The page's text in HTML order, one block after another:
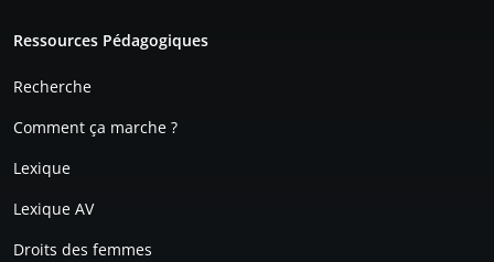
Ressources Pédagogiques
Recherche
Comment ça marche ?
Lexique
Lexique AV
Droits des femmes